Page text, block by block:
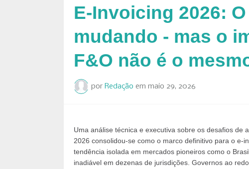
E-Invoicing 2026:
mudando - mas o
F&O não é o
por Redação em maio 29, 2026
Uma análise técnica e executiva sobre os desafios de
2026 consolidou-se como o marco definitivo para o e-
tendência isolada em mercados pioneiros como o
inadiável em dezenas de jurisdições. Governos ao